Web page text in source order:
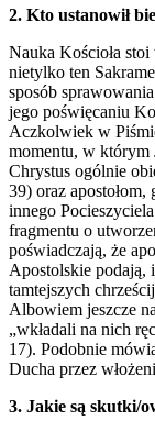
2. Kto ustanowił
Nauka Kościoła
nietylko ten
sposób
jego poświęcaniu
Aczkolwiek w
momentu, w którym
Chrystus ogólnie
39) oraz
innego
fragmentu o
poświadczają, że
Apostolskie podają,
tamtejszych
Albowiem jeszcze
„wkładali na nich
17). Podobnie
Ducha przez
3. Jakie są skutki/